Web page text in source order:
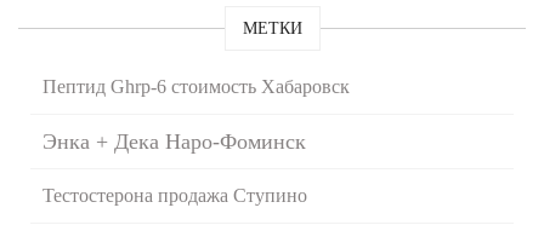
МЕТКИ
Пептид Ghrp-6 стоимость Хабаровск
Энка + Дека Наро-Фоминск
Тестостерона продажа Ступино